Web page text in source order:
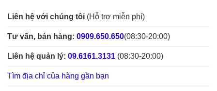
Liên hệ với chúng tôi (Hỗ trợ miễn phí)
Tư vấn, bán hàng: 0909.650.650(08:30-20:00)
Liên hệ quản lý: 09.6161.3131 (08:30-20:00)
Tìm địa chỉ của hàng gần bạn